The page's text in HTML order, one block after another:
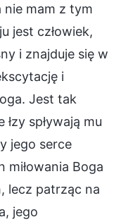
nie mam z tym
jest człowiek,
i znajduje się w
i
Jest tak
spływają mu
jego serce
miłowania Boga
lecz patrząc na
jego